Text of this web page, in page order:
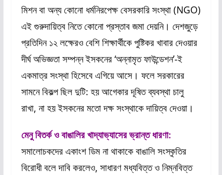
মিশন বা অন্য কোনো ধর্মনিরপেক্ষ বেসরকারি সংস্থা (NGO)
এই গুরুদায়িত্ব নিতে কোনো প্রস্তাব জমা দেয়নি। দেশজুড়ে
প্রতিদিন ১২ লক্ষেরও বেশি শিক্ষার্থীকে পুষ্টিকর খাবার দেওয়ার
দীর্ঘ অভিজ্ঞতা সম্পন্ন ইসকনের ‘অন্নামৃত ফাউন্ডেশন’-ই
একমাত্র সংস্থা হিসেবে এগিয়ে আসে। ফলে সরকারের
সামনে বিকল্প ছিল দুটি: হয় আগেকার দূষিত ব্যবস্থা চালু
রাখা, না হয় ইসকনের মতো দক্ষ সংস্থাকে দায়িত্ব দেওয়া।
মেনু বিতর্ক ও বাঙালির খাদ্যাভ্যাসের ভ্রান্ত ধারণা:
সমালোচকদের একাংশ ডিম না থাকাকে বাঙালি সংস্কৃতির
বিরোধী বলে দাবি করলেও, সাধারণ মধ্যবিত্ত ও নিম্নবিত্ত